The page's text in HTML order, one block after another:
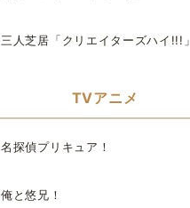
三人芝居「クリエイターズハイ!!!」
TVアニメ
名探偵プリキュア！
俺と悠兄！